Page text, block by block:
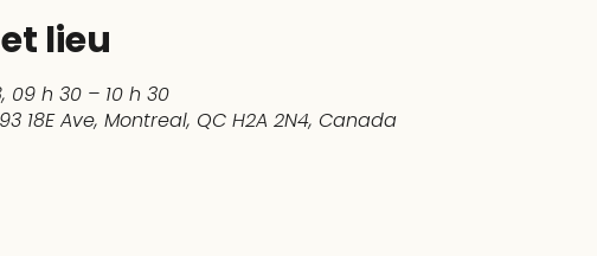
lieu
09 h 30 – 10 h 30
18E Ave, Montreal, QC H2A 2N4, Canada